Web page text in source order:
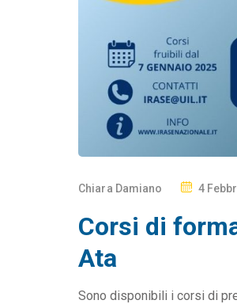
Chiara Damiano
P
S
D
4
Corsi di
Ata
Sono disponibili i corsi di